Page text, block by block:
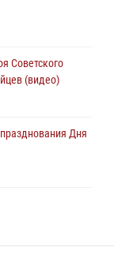
подвели итоги
Советского
(видео)
Дня